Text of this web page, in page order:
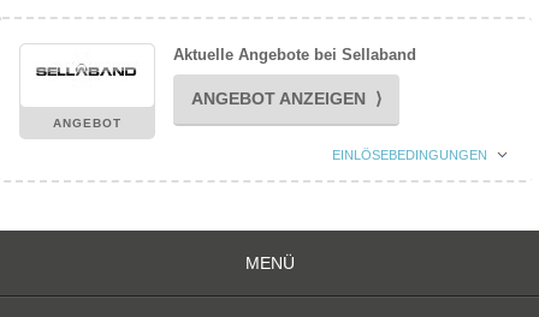
ANGEBOT
Aktuelle Angebote bei Sellaband
ANGEBOT ANZEIGEN ⟩
EINLÖSEBEDINGUNGEN
MENÜ